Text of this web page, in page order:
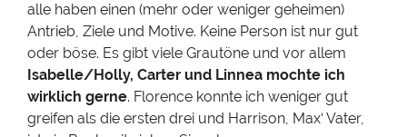
alle haben einen (mehr oder weniger geheimen)
Antrieb, Ziele und Motive. Keine Person ist nur gut
oder böse. Es gibt viele Grautöne und vor allem
Isabelle/Holly, Carter und Linnea mochte ich
wirklich gerne. Florence konnte ich weniger gut
greifen als die ersten drei und Harrison, Max‘ Vater,